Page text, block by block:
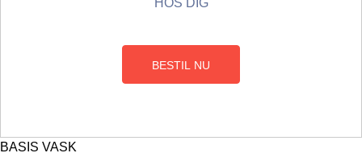
BESTIL NU
BASIS VASK